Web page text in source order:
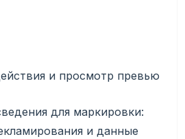
и просмотр превью
для маркировки:
и данные